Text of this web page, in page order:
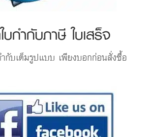
กำกับภาษี ใบเสร็จ
กับเต็มรูปแบบ เพียงบอกก่อนสั่งซื้อ